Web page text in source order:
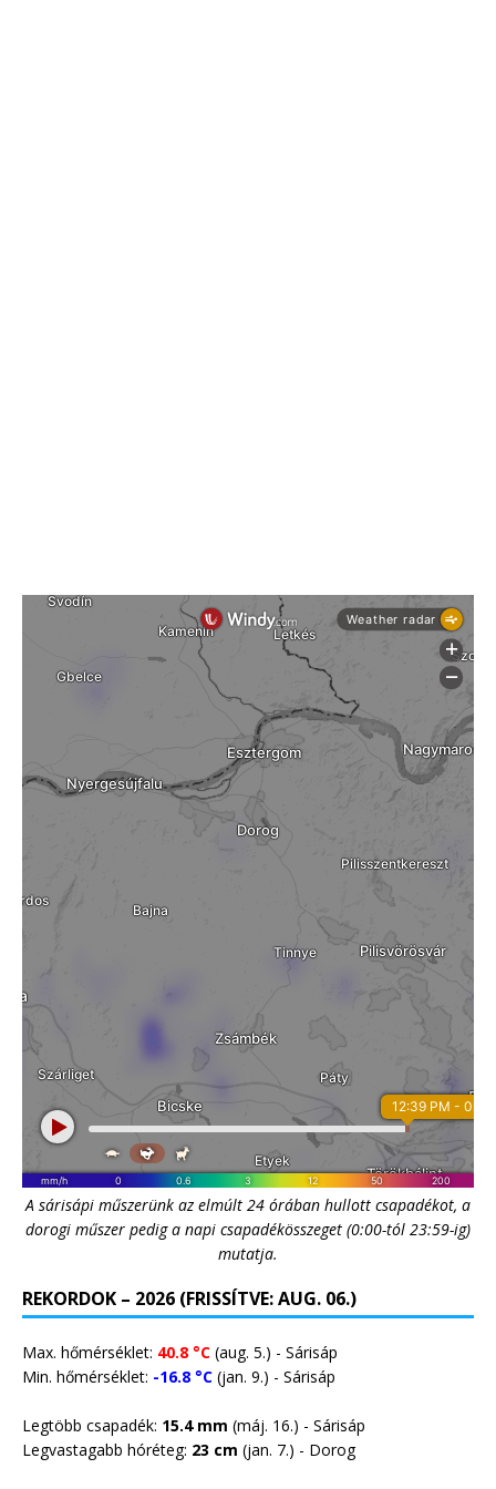
A sárisápi műszerünk az elmúlt 24 órában hullott csapadékot, a
dorogi műszer pedig a napi csapadékösszeget (0:00-tól 23:59-ig)
mutatja.
REKORDOK – 2026 (FRISSÍTVE: AUG. 06.)
Max. hőmérséklet: 40.8 °C (aug. 5.) - Sárisáp
Min. hőmérséklet: -16.8 °C (jan. 9.) - Sárisáp
Legtöbb csapadék: 15.4 mm (máj. 16.) - Sárisáp
Legvastagabb hóréteg: 23 cm (jan. 7.) - Dorog